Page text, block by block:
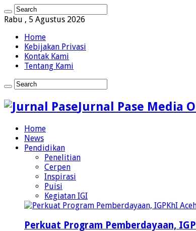
Rabu , 5 Agustus 2026
Home
Kebijakan Privasi
Kontak Kami
Tentang Kami
Jurnal Pase Media
Home
News
Pendidikan
Penelitian
Cerpen
Inspirasi
Puisi
Kegiatan IGI
Perkuat Program Pemberdayaan,